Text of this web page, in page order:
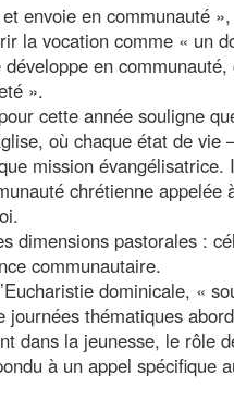
envoie en communauté
la vocation comme « un
en communauté,
».
cette année souligne
où chaque état de vie
mission
chrétienne appelée
dimensions pastorales :
communautaire.
dominicale, «
thématiques
dans la jeunesse, le rôle
à un appel spécifique